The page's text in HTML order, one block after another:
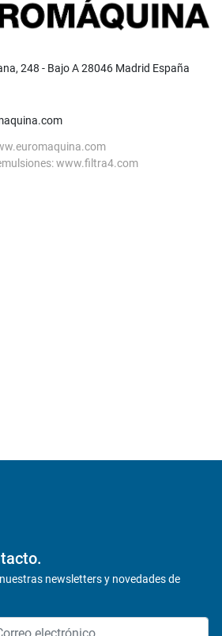
newsletters y novedades de
248 - Bajo A 28046 Madrid España
www.filtra4.com